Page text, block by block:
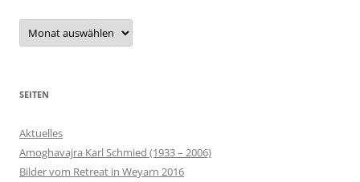
Archiv
SEITEN
Aktuelles
Amoghavajra Karl Schmied (1933 – 2006)
Bilder vom Retreat in Weyarn 2016